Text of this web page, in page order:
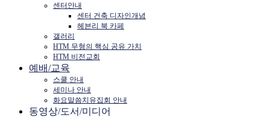
센터안내
센터 건축 디자인개념
헤븐리 북 카페
갤러리
HTM 무형의 핵심 공유 가치
HTM 비전교회
예배/교육
스쿨 안내
세미나 안내
화요말씀치유집회 안내
동영상/도서/미디어